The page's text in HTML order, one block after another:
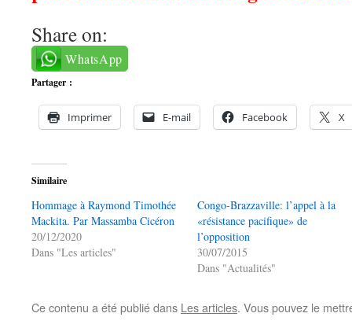
Share on:
WhatsApp
Partager :
Imprimer E-mail Facebook X
Similaire
Hommage à Raymond Timothée
Mackita. Par Massamba Cicéron
20/12/2020
Dans "Les articles"
Congo-Brazzaville: l’appel à la
«résistance pacifique» de
l’opposition
30/07/2015
Dans "Actualités"
Ce contenu a été publié dans Les articles. Vous pouvez le